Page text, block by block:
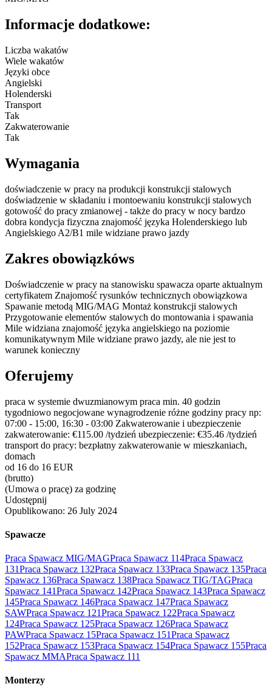
Informacje dodatkowe:
Liczba wakatów
Wiele wakatów
Języki obce
Angielski
Holenderski
Transport
Tak
Zakwaterowanie
Tak
Wymagania
doświadczenie w pracy na produkcji konstrukcji stalowych
doświadzenie w składaniu i montoewaniu konstrukcji stalowych
gotowość do pracy zmianowej - także do pracy w nocy bardzo
dobra kondycja fizyczna znajomość języka Holenderskiego lub
Angielskiego A2/B1 mile widziane prawo jazdy
Zakres obowiązkóws
Doświadczenie w pracy na stanowisku spawacza oparte aktualnym
certyfikatem Znajomość rysunków technicznych obowiązkowa
Spawanie metodą MIG/MAG Montaż konstrukcji stalowych
Przygotowanie elementów stalowych do montowania i spawania
Mile widziana znajomość języka angielskiego na poziomie
komunikatywnym Mile widziane prawo jazdy, ale nie jest to
warunek konieczny
Oferujemy
praca w systemie dwuzmianowym praca min. 40 godzin
tygodniowo negocjowane wynagrodzenie różne godziny pracy np:
07:00 - 15:00, 16:30 - 03:00 Zakwaterowanie i ubezpieczenie
zakwaterowanie: €115.00 /tydzień ubezpieczenie: €35.46 /tydzień
transport do pracy: bezpłatny zakwaterowanie w mieszkaniach,
domach
od 16 do 16 EUR
(brutto)
(Umowa o pracę) za godzinę
Udostępnij
Opublikowano: 26 July 2024
Spawacze
Praca Spawacz MIG/MAGPraca Spawacz 114Praca Spawacz
131Praca Spawacz 132Praca Spawacz 133Praca Spawacz 135Praca
Spawacz 136Praca Spawacz 138Praca Spawacz TIG/TAGPraca
Spawacz 141Praca Spawacz 142Praca Spawacz 143Praca Spawacz
145Praca Spawacz 146Praca Spawacz 147Praca Spawacz
SAWPraca Spawacz 121Praca Spawacz 122Praca Spawacz
124Praca Spawacz 125Praca Spawacz 126Praca Spawacz
PAWPraca Spawacz 15Praca Spawacz 151Praca Spawacz
152Praca Spawacz 153Praca Spawacz 154Praca Spawacz 155Praca
Spawacz MMAPraca Spawacz 111
Monterzy